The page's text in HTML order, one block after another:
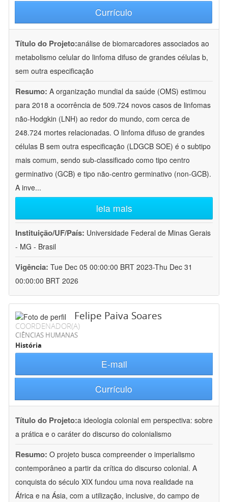
Currículo
Título do Projeto:análise de biomarcadores associados ao
metabolismo celular do linfoma difuso de grandes células b,
sem outra especificação
Resumo: A organização mundial da saúde (OMS) estimou
para 2018 a ocorrência de 509.724 novos casos de linfomas
não-Hodgkin (LNH) ao redor do mundo, com cerca de
248.724 mortes relacionadas. O linfoma difuso de grandes
células B sem outra especificação (LDGCB SOE) é o subtipo
mais comum, sendo sub-classificado como tipo centro
germinativo (GCB) e tipo não-centro germinativo (non-GCB).
A inve...
leia mais
Instituição/UF/País: Universidade Federal de Minas Gerais
- MG - Brasil
Vigência: Tue Dec 05 00:00:00 BRT 2023-Thu Dec 31
00:00:00 BRT 2026
Felipe Paiva Soares
COORDENADOR(A)
CIÊNCIAS HUMANAS
História
E-mail
Currículo
Título do Projeto:a ideologia colonial em perspectiva: sobre
a prática e o caráter do discurso do colonialismo
Resumo: O projeto busca compreender o imperialismo
contemporâneo a partir da crítica do discurso colonial. A
conquista do século XIX fundou uma nova realidade na
África e na Ásia, com a utilização, inclusive, do campo de